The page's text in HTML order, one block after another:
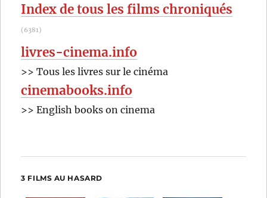
Index de tous les films chroniqués
(6381)
livres-cinema.info
>> Tous les livres sur le cinéma
cinemabooks.info
>> English books on cinema
3 FILMS AU HASARD